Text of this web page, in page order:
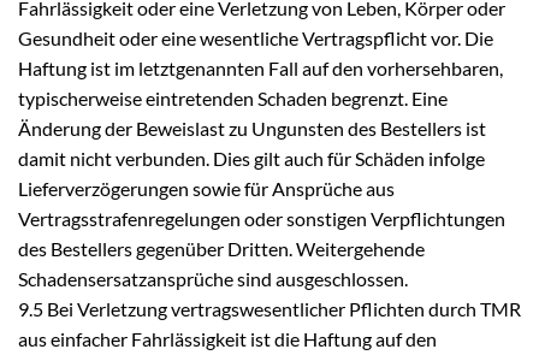
Fahrlässigkeit oder eine Verletzung von Leben, Körper oder
Gesundheit oder eine wesentliche Vertragspflicht vor. Die
Haftung ist im letztgenannten Fall auf den vorhersehbaren,
typischerweise eintretenden Schaden begrenzt. Eine
Änderung der Beweislast zu Ungunsten des Bestellers ist
damit nicht verbunden. Dies gilt auch für Schäden infolge
Lieferverzögerungen sowie für Ansprüche aus
Vertragsstrafenregelungen oder sonstigen Verpflichtungen
des Bestellers gegenüber Dritten. Weitergehende
Schadensersatzansprüche sind ausgeschlossen.
9.5 Bei Verletzung vertragswesentlicher Pflichten durch TMR
aus einfacher Fahrlässigkeit ist die Haftung auf den